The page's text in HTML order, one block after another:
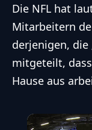
Die NFL hat
Mitarbeitern
derjenigen, die
mitgeteilt,
Hause aus